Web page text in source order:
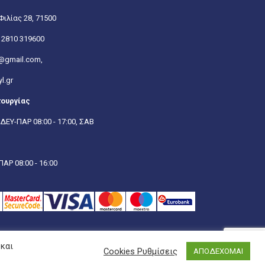
28, 71500
2810 319600
ΠΑΡ 08:00 - 17:00, ΣΑΒ
08:00 - 16:00
Cookies Ρυθμίσεις ΑΠΟΔΕΧΟΜΑΙ